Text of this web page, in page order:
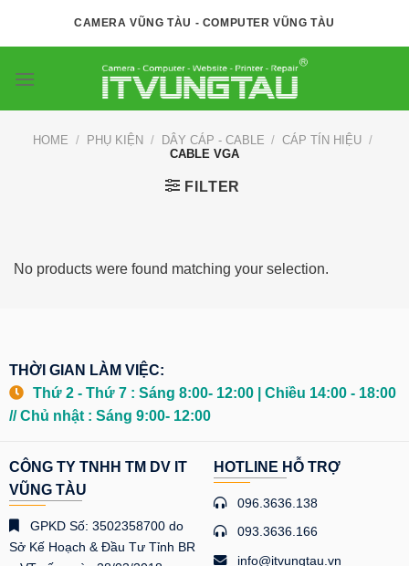
CAMERA VŨNG TÀU - COMPUTER VŨNG TÀU
HOME / PHỤ KIỆN / DÂY CÁP - CABLE / CÁP TÍN HIỆU /
CABLE VGA
FILTER
No products were found matching your selection.
THỜI GIAN LÀM VIỆC:
Thứ 2 - Thứ 7 : Sáng 8:00- 12:00 | Chiều 14:00 - 18:00
// Chủ nhật : Sáng 9:00- 12:00
CÔNG TY TNHH TM DV IT
VŨNG TÀU
GPKD Số: 3502358700 do
Sở Kế Hoạch & Đầu Tư Tỉnh BR
HOTLINE HỖ TRỢ
096.3636.138
093.3636.166
info@itvungtau.vn